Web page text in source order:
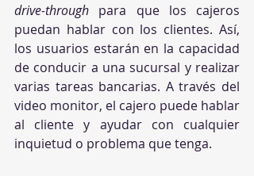
drive-through para que los cajeros
puedan hablar con los clientes. Así,
los usuarios estarán en la capacidad
de conducir a una sucursal y realizar
varias tareas bancarias. A través del
video monitor, el cajero puede hablar
al cliente y ayudar con cualquier
inquietud o problema que tenga.